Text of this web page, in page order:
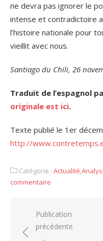
ne devra pas ignorer le
intense et contradictoire
l’histoire nationale pour
vieillit avec nous.
Santiago du Chili, 26
Traduit de l’espagnol
originale est ici.
Texte publié le 1er
http://
Catégorie : Actualité,
commentaire
Navigation
de
Publication
précédente